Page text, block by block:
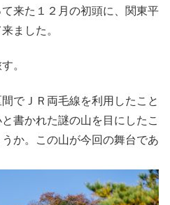
来た１２月の初頭に、関東平
ました。
。
でＪＲ両毛線を利用したこと
書かれた謎の山を目にしたこ
か。この山が今回の舞台であ